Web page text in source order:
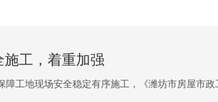
施工，着重加强
工地现场安全稳定有序施工，《潍坊市房屋市